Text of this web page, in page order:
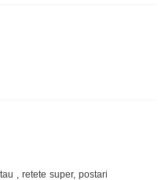
, retete super, postari